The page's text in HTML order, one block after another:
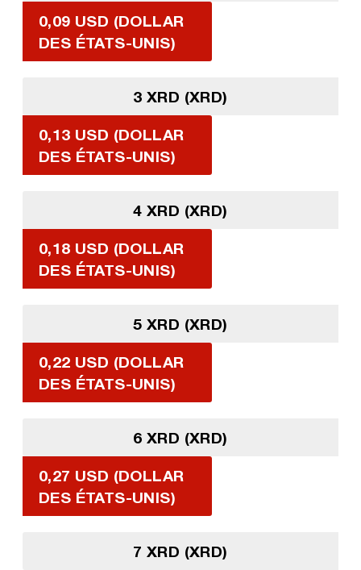
0,09 USD (DOLLAR
DES ÉTATS-UNIS)
3 XRD (XRD)
0,13 USD (DOLLAR
DES ÉTATS-UNIS)
4 XRD (XRD)
0,18 USD (DOLLAR
DES ÉTATS-UNIS)
5 XRD (XRD)
0,22 USD (DOLLAR
DES ÉTATS-UNIS)
6 XRD (XRD)
0,27 USD (DOLLAR
DES ÉTATS-UNIS)
7 XRD (XRD)